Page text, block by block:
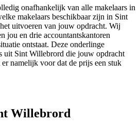
onafhankelijk van alle makelaars in
makelaars beschikbaar zijn in Sint
uitvoeren van jouw opdracht. Wij
jou en drie accountantskantoren
ontstaat. Deze onderlinge
uit Sint Willebrord die jouw opdracht
namelijk voor dat de prijs een stuk
Willebrord